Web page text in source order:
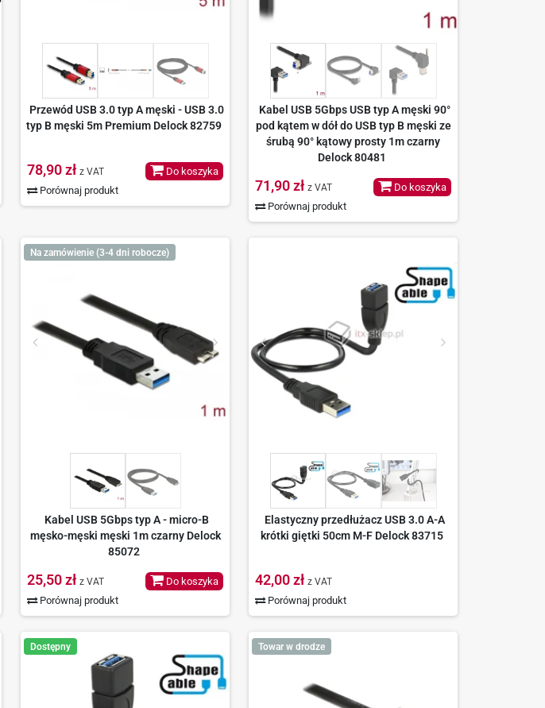
Przewód USB 3.0 typ A męski - USB 3.0
typ B męski 5m Premium Delock 82759
78,90 zł z VAT
Porównaj produkt
Do koszyka
Kabel USB 5Gbps USB typ A męski 90°
pod kątem w dół do USB typ B męski ze
śrubą 90° kątowy prosty 1m czarny
Delock 80481
71,90 zł z VAT
Porównaj produkt
Do koszyka
Na zamówienie (3-4 dni robocze)
Kabel USB 5Gbps typ A - micro-B
męsko-męski męski 1m czarny Delock
85072
25,50 zł z VAT
Porównaj produkt
Do koszyka
Elastyczny przedłużacz USB 3.0 A-A
krótki giętki 50cm M-F Delock 83715
42,00 zł z VAT
Porównaj produkt
Dostępny Towar w drodze